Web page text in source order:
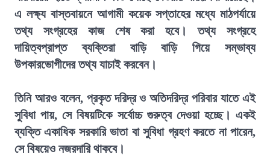
এ লক্ষ্য বাস্তবায়নে আগামী কয়েক সপ্তাহের মধ্যে মাঠপর্যায়ে
তথ্য সংগ্রহের কাজ শেষ করা হবে। তথ্য সংগ্রহে
দায়িত্বপ্রাপ্ত ব্যক্তিরা বাড়ি বাড়ি গিয়ে সম্ভাব্য
উপকারভোগীদের তথ্য যাচাই করবেন।
তিনি আরও বলেন, প্রকৃত দরিদ্র ও অতিদরিদ্র পরিবার যাতে এই
সুবিধা পায়, সে বিষয়টিকে সর্বোচ্চ গুরুত্ব দেওয়া হচ্ছে। একই
ব্যক্তি একাধিক সরকারি ভাতা বা সুবিধা গ্রহণ করতে না পারেন,
সে বিষয়েও নজরদারি থাকবে।